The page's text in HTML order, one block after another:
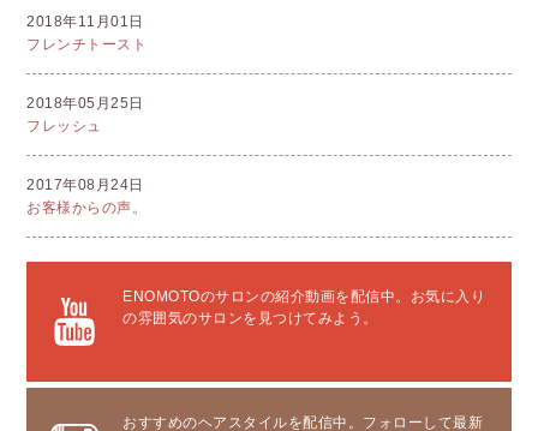
2018年11月01日
フレンチトースト
2018年05月25日
フレッシュ
2017年08月24日
お客様からの声。
ENOMOTOのサロンの紹介動画を配信中。お気に入り
の雰囲気のサロンを見つけてみよう。
おすすめのヘアスタイルを配信中。フォローして最新